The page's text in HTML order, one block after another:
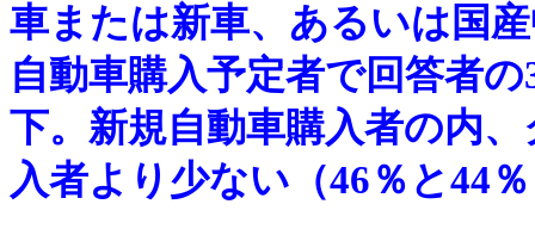
車または新車、あるいは国
自動車購入予定者で回答者
下。新規自動車購入者の内
入者より少ない（46％と44